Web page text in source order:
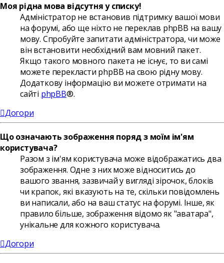
Моя рідна мова відсутня у списку!
Адміністратор не встановив підтримку вашої мови
на форумі, або ще ніхто не переклав phpBB на вашу
мову. Спробуйте запитати адміністратора, чи може
він встановити необхідний вам мовний пакет.
Якщо такого мовного пакета не існує, то ви самі
можете перекласти phpBB на свою рідну мову.
Додаткову інформацію ви можете отримати на
сайті phpBB®.
Догори
Що означають зображення поряд з моїм ім'ям
користувача?
Разом з ім'ям користувача може відображатись два
зображення. Одне з них може відноситись до
вашого звання, зазвичай у вигляді зірочок, блоків
чи крапок, які вказують на те, скільки повідомлень
ви написали, або на ваш статус на форумі. Інше, як
правило більше, зображення відомо як "аватара",
унікальне для кожного користувача.
Догори